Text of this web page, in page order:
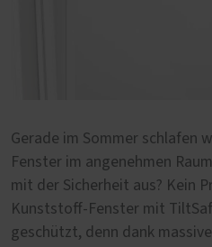
Gerade im Sommer schlafen
Fenster im angenehmen
mit der Sicherheit aus? Kein
Kunststoff-Fenster mit
geschützt, denn dank